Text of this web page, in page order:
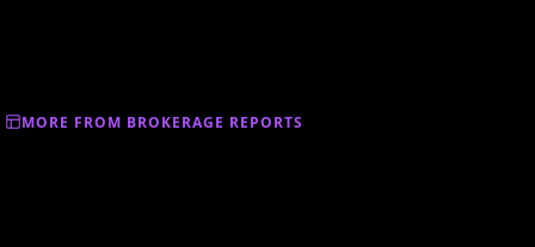
MORE FROM BROKERAGE REPORTS